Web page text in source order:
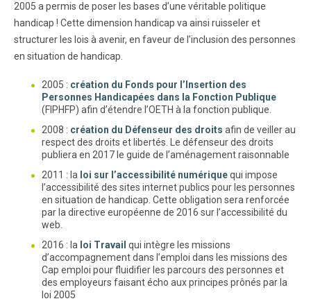
2005 a permis de poser les bases d’une véritable politique
handicap ! Cette dimension handicap va ainsi ruisseler et
structurer les lois à avenir, en faveur de l’inclusion des personnes
en situation de handicap.
2005 : création du Fonds pour l’Insertion des
Personnes Handicapées dans la Fonction Publique
(FIPHFP) afin d’étendre l’OETH à la fonction publique.
2008 : création du Défenseur des droits afin de veiller au
respect des droits et libertés. Le défenseur des droits
publiera en 2017 le guide de l’aménagement raisonnable
2011 : la loi sur l’accessibilité numériquequi impose
l’accessibilité des sites internet publics pour les personnes
en situation de handicap. Cette obligation sera renforcée
par la directive européenne de 2016 sur l’accessibilité du
web.
2016 : la loi Travail qui intègre les missions
d’accompagnement dans l’emploi dans les missions des
Cap emploi pour fluidifier les parcours des personnes et
des employeurs faisant écho aux principes prônés par la
loi 2005